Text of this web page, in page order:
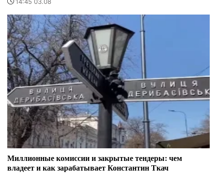
14:45 03.08
Миллионные комиссии и закрытые тендеры: чем
владеет и как зарабатывает Константин Ткач